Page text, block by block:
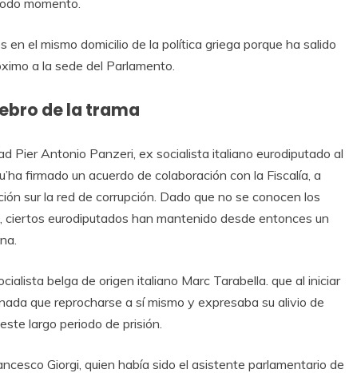
el mismo domicilio de la política griega porque ha salido
a la sede del Parlamento.
de la trama
Pier Antonio Panzeri, ex socialista italiano eurodiputado al
firmado un acuerdo de colaboración con la Fiscalía, a
sur la red de corrupción. Dado que no se conocen los
eurodiputados han mantenido desde entonces un
belga de origen italiano Marc Tarabella. que al iniciar
que reprocharse a sí mismo y expresaba su alivio de
largo periodo de prisión.
Giorgi, quien había sido el asistente parlamentario de